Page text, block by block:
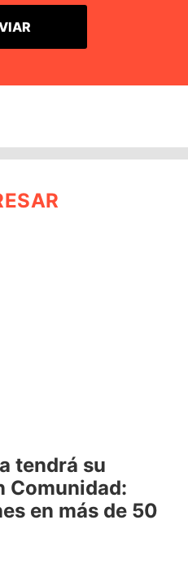
tendrá su
Comunidad:
en más de 50